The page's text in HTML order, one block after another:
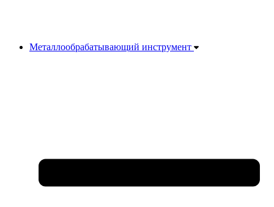
Металлообрабатывающий инструмент